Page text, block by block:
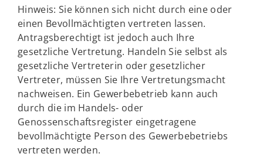
Hinweis: Sie können sich nicht durch eine oder
einen Bevollmächtigten vertreten lassen.
Antragsberechtigt ist jedoch auch Ihre
gesetzliche Vertretung. Handeln Sie selbst als
gesetzliche Vertreterin oder gesetzlicher
Vertreter, müssen Sie Ihre Vertretungsmacht
nachweisen. Ein Gewerbebetrieb kann auch
durch die im Handels- oder
Genossenschaftsregister eingetragene
bevollmächtigte Person des Gewerbebetriebs
vertreten werden.